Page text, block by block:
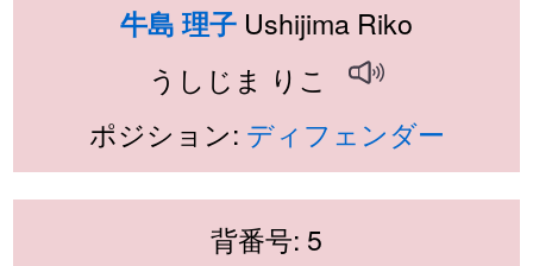
牛島 理子 Ushijima Riko
うしじま りこ
ポジション: ディフェンダー
背番号: 5